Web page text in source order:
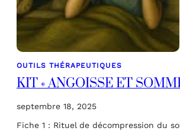
OUTILS THÉRAPEUTIQUES
KIT « ANGOISSE ET
septembre 18, 2025
Fiche 1 : Rituel de décompression du